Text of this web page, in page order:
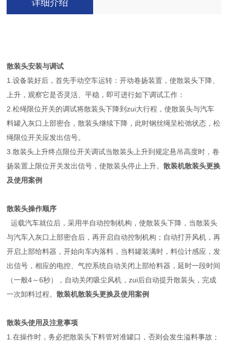
详细介绍
散装头安装与调试
1.设备装好后，首先手动空车运转：开动卷扬装置，使散装头下降、
上升，观察它是否灵活、平稳，即可进行如下调试工作：
2.松绳限位开关的调试将散装头下降到zui大行程，使散装头与汽车
料罐入灰口上部密合，散装头继续下降，此时钢丝绳呈松弛状态，松
绳限位开关应发出信号。
3.散装头上升终点限位开关调试当散装头上升到规定悬吊高度时，卷
扬装置上限位开关发出信号，使散装头停止上升。散装机散装头更换
及使用案例
散装头操作顺序
运载汽车就位后，采用半自动控制机构，使散装头下降，当散装头
与汽车入灰口上部密合后，再开启自动控制机构；自动打开风机，再
开启上部给料器，开始向车内落料，当料罐装满时，料位计感应，发
出信号，相应的电控、气控系统自动关闭上部给料器，延时一段时间
（一般4～6秒），自动关闭吸尘风机，zui后自动提升散装头，完成
一次卸料过程。散装机散装头更换及使用案例
散装头使用及注意事项
1.在操作时，务必把散装头下料管对准罐口，否则会发生溢料事故；